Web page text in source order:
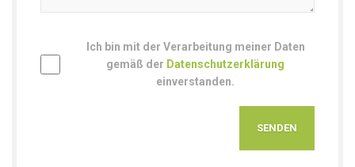
Ich bin mit der Verarbeitung meiner Daten
gemäß der Datenschutzerklärung
einverstanden.